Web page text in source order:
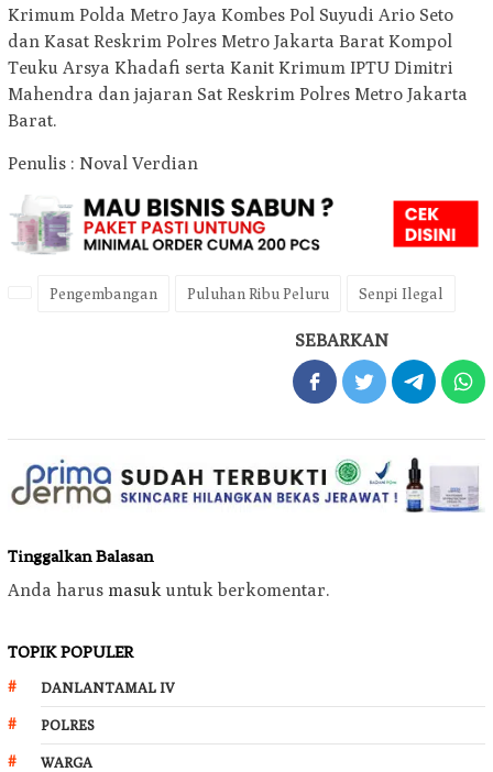
Krimum Polda Metro Jaya Kombes Pol Suyudi Ario Seto
dan Kasat Reskrim Polres Metro Jakarta Barat Kompol
Teuku Arsya Khadafi serta Kanit Krimum IPTU Dimitri
Mahendra dan jajaran Sat Reskrim Polres Metro Jakarta
Barat.
Penulis : Noval Verdian
Pengembangan Puluhan Ribu Peluru Senpi Ilegal
SEBARKAN
Tinggalkan Balasan
Anda harus masuk untuk berkomentar.
TOPIK POPULER
DANLANTAMAL IV
POLRES
WARGA